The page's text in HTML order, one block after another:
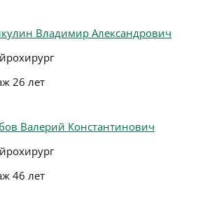
Владимир Александрович
26 лет
Валерий Константинович
46 лет